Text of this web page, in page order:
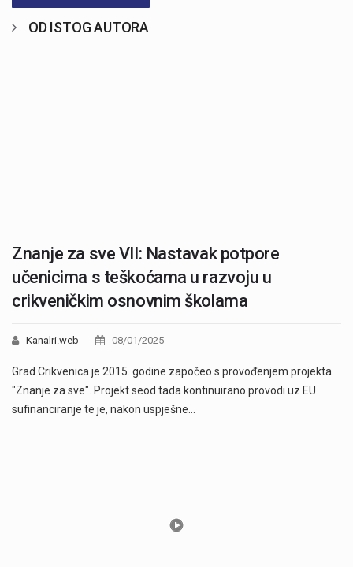
OD ISTOG AUTORA
Znanje za sve VII: Nastavak potpore
učenicima s teškoćama u razvoju u
crikveničkim osnovnim školama
Kanalri.web 08/01/2025
Grad Crikvenica je 2015. godine započeo s provođenjem projekta
"Znanje za sve". Projekt seod tada kontinuirano provodi uz EU
sufinanciranje te je, nakon uspješne…